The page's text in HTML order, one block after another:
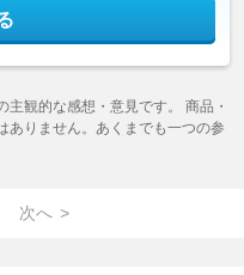
観的な感想・意見です。 商品・
ありません。あくまでも一つの参
次へ >